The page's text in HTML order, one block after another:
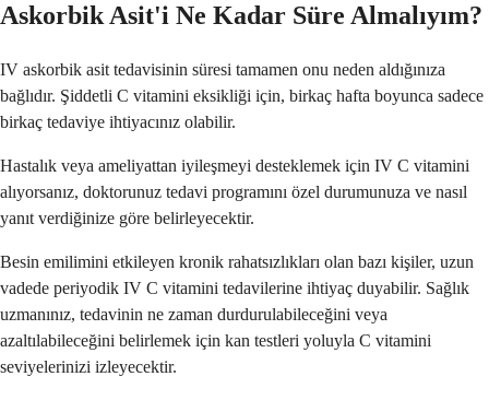
Askorbik Asit'i Ne Kadar Süre Almalıyım?
IV askorbik asit tedavisinin süresi tamamen onu neden aldığınıza
bağlıdır. Şiddetli C vitamini eksikliği için, birkaç hafta boyunca sadece
birkaç tedaviye ihtiyacınız olabilir.
Hastalık veya ameliyattan iyileşmeyi desteklemek için IV C vitamini
alıyorsanız, doktorunuz tedavi programını özel durumunuza ve nasıl
yanıt verdiğinize göre belirleyecektir.
Besin emilimini etkileyen kronik rahatsızlıkları olan bazı kişiler, uzun
vadede periyodik IV C vitamini tedavilerine ihtiyaç duyabilir. Sağlık
uzmanınız, tedavinin ne zaman durdurulabileceğini veya
azaltılabileceğini belirlemek için kan testleri yoluyla C vitamini
seviyelerinizi izleyecektir.